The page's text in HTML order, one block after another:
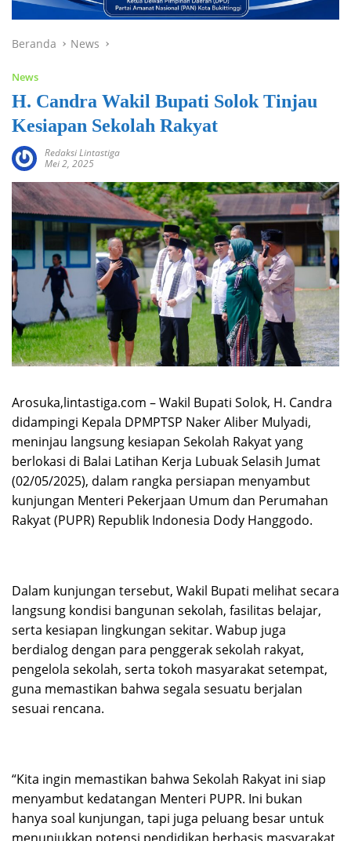
Beranda News
News
H. Candra Wakil Bupati Solok Tinjau
Kesiapan Sekolah Rakyat
Redaksi Lintastiga
Mei 2, 2025
Arosuka,lintastiga.com – Wakil Bupati Solok, H. Candra
didampingi Kepala DPMPTSP Naker Aliber Mulyadi,
meninjau langsung kesiapan Sekolah Rakyat yang
berlokasi di Balai Latihan Kerja Lubuak Selasih Jumat
(02/05/2025), dalam rangka persiapan menyambut
kunjungan Menteri Pekerjaan Umum dan Perumahan
Rakyat (PUPR) Republik Indonesia Dody Hanggodo.
Dalam kunjungan tersebut, Wakil Bupati melihat secara
langsung kondisi bangunan sekolah, fasilitas belajar,
serta kesiapan lingkungan sekitar. Wabup juga
berdialog dengan para penggerak sekolah rakyat,
pengelola sekolah, serta tokoh masyarakat setempat,
guna memastikan bahwa segala sesuatu berjalan
sesuai rencana.
“Kita ingin memastikan bahwa Sekolah Rakyat ini siap
menyambut kedatangan Menteri PUPR. Ini bukan
hanya soal kunjungan, tapi juga peluang besar untuk